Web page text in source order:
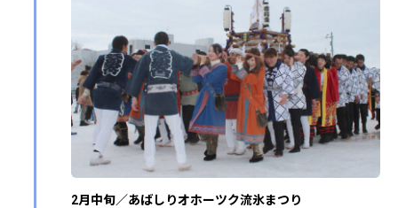
2月中旬／あばしりオホーツク流氷まつり